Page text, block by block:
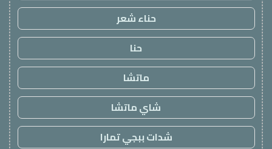
حناء شعر
حنا
ماتشا
شاي ماتشا
شدات ببجي تمارا